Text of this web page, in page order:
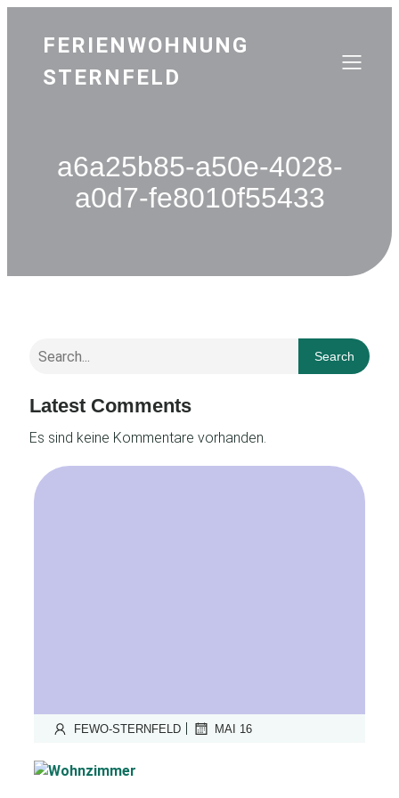
FERIENWOHNUNG
STERNFELD
a6a25b85-a50e-4028-
a0d7-fe8010f55433
Search
Latest Comments
Es sind keine Kommentare vorhanden.
FEWO-STERNFELD | MAI 16